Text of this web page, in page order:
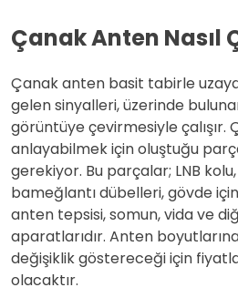
Çanak Anten Nasıl
Çanak anten basit tabirle
gelen sinyalleri, üzerinde
görüntüye çevirmesiyle çalışır.
anlayabilmek için oluştuğu
gerekiyor. Bu parçalar; LNB
bameğlantı dübelleri, gövde
anten tepsisi, somun, vida ve
aparatlarıdır. Anten
değişiklik göstereceği için
olacaktır.